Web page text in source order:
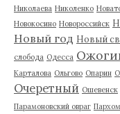
Николаева Николенко
Новокосино Новороссийск
Новый год Новый
слобода Одесса
Карталова Ольгово Опарин
Очеретный Ошевенск
Парамоновский овраг